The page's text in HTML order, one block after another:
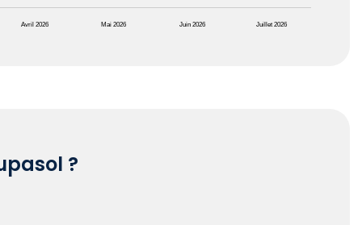
Avril 2026 Mai 2026 Juin 2026 Juillet 2026
?